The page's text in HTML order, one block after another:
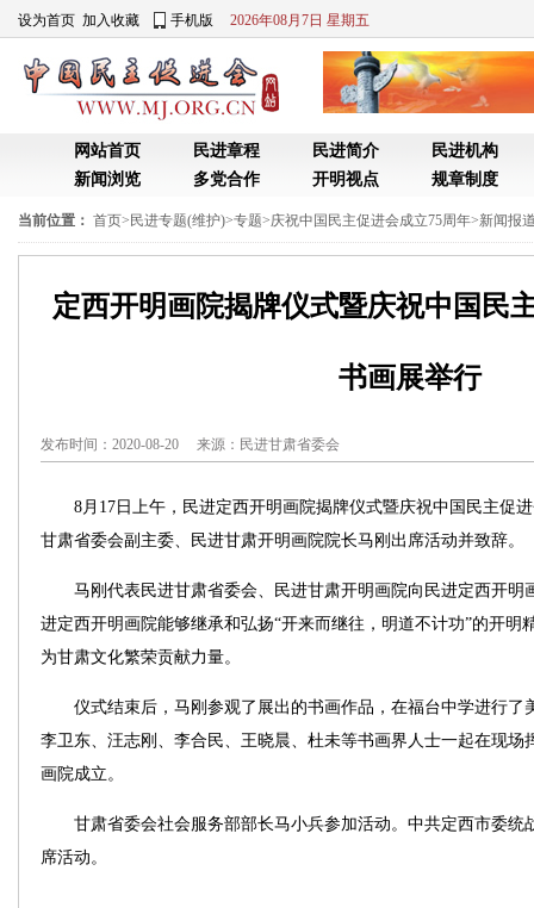
设为首页 加入收藏 手机版 2026年08月7日 星期五
网站首页 民进章程 民进简介
民进机构
新闻浏览
多党合作 开明视点 规章制度
当前位置： 首页> 民进专题(维护)>专题>庆祝中国民主促进会成立75周年>新闻报
定西开明画院揭牌仪式暨庆祝中国民
书画展举行
发布时间：2020-08-20 来源： 民进甘肃省委会
8月17日上午，民进定西开明画院揭牌仪式暨庆祝中国民主促进
甘肃省委会副主委、民进甘肃开明画院院长马刚出席活动并致辞。
马刚代表民进甘肃省委会、民进甘肃开明画院向民进定西开明
进定西开明画院能够继承和弘扬“开来而继往，明道不计功”的开明
为甘肃文化繁荣贡献力量。
仪式结束后，马刚参观了展出的书画作品，在福台中学进行了
李卫东、汪志刚、李合民、王晓晨、杜未等书画界人士一起在现场
画院成立。
甘肃省委会社会服务部部长马小兵参加活动。中共定西市委统
席活动。